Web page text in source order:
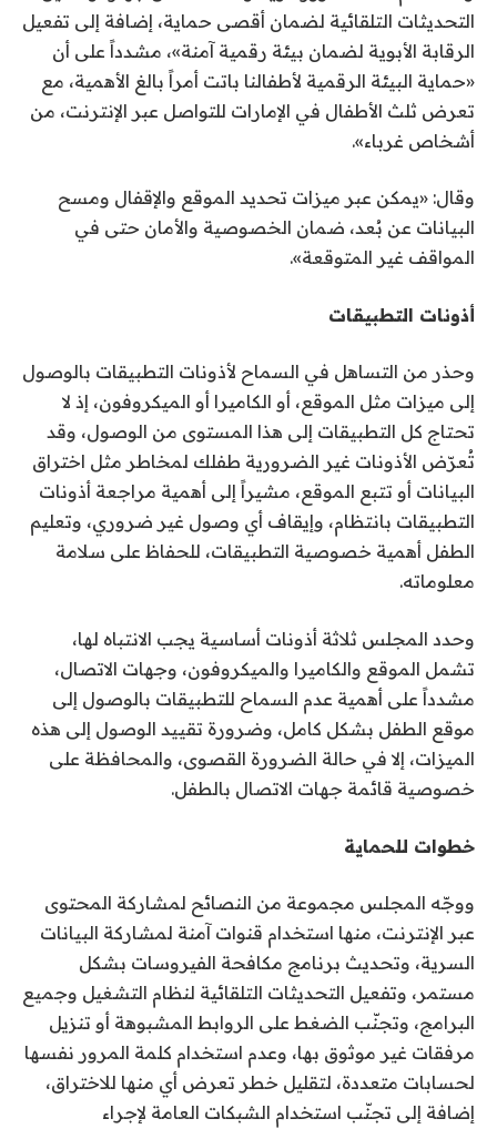
التحديثات التلقائية لضمان أقصى حماية، إضافة إلى تفعيل
الرقابة الأبوية لضمان بيئة رقمية آمنة»، مشدداً على أن
«حماية البيئة الرقمية لأطفالنا باتت أمراً بالغ الأهمية، مع
تعرض ثلث الأطفال في الإمارات للتواصل عبر الإنترنت، من
أشخاص غرباء».
وقال: «يمكن عبر ميزات تحديد الموقع والإقفال ومسح
البيانات عن بُعد، ضمان الخصوصية والأمان حتى في
المواقف غير المتوقعة».
أذونات التطبيقات
وحذر من التساهل في السماح لأذونات التطبيقات بالوصول
إلى ميزات مثل الموقع، أو الكاميرا أو الميكروفون، إذ لا
تحتاج كل التطبيقات إلى هذا المستوى من الوصول، وقد
تُعرّض الأذونات غير الضرورية طفلك لمخاطر مثل اختراق
البيانات أو تتبع الموقع، مشيراً إلى أهمية مراجعة أذونات
التطبيقات بانتظام، وإيقاف أي وصول غير ضروري، وتعليم
الطفل أهمية خصوصية التطبيقات، للحفاظ على سلامة
معلوماته.
وحدد المجلس ثلاثة أذونات أساسية يجب الانتباه لها،
تشمل الموقع والكاميرا والميكروفون، وجهات الاتصال،
مشدداً على أهمية عدم السماح للتطبيقات بالوصول إلى
موقع الطفل بشكل كامل، وضرورة تقييد الوصول إلى هذه
الميزات، إلا في حالة الضرورة القصوى، والمحافظة على
خصوصية قائمة جهات الاتصال بالطفل.
خطوات للحماية
ووجّه المجلس مجموعة من النصائح لمشاركة المحتوى
عبر الإنترنت، منها استخدام قنوات آمنة لمشاركة البيانات
السرية، وتحديث برنامج مكافحة الفيروسات بشكل
مستمر، وتفعيل التحديثات التلقائية لنظام التشغيل وجميع
البرامج، وتجنّب الضغط على الروابط المشبوهة أو تنزيل
مرفقات غير موثوق بها، وعدم استخدام كلمة المرور نفسها
لحسابات متعددة، لتقليل خطر تعرض أي منها للاختراق،
إضافة إلى تجنّب استخدام الشبكات العامة لإجراء